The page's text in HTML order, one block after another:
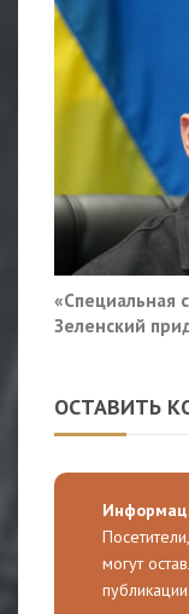
«Специальная
Зеленский
ОСТАВИТЬ
могут
публикации.